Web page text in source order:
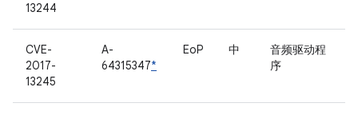
13244
CVE-
2017-
13245
A-
64315347*
EoP 中
音频驱动程
序